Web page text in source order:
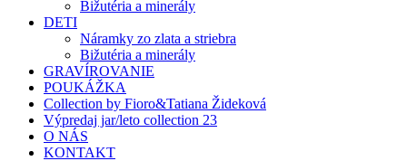
Bižutéria a minerály
DETI
Náramky zo zlata a striebra
Bižutéria a minerály
GRAVÍROVANIE
POUKÁŽKA
Collection by Fioro&Tatiana Žideková
Výpredaj jar/leto collection 23
O NÁS
KONTAKT